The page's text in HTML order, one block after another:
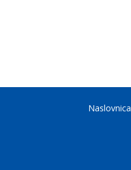
Naslovnica